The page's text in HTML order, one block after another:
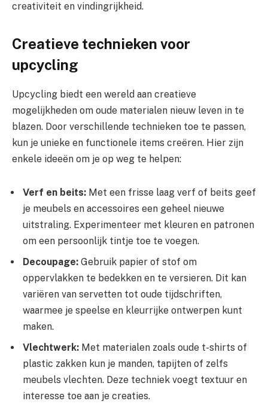
creativiteit en vindingrijkheid.
Creatieve technieken voor
upcycling
Upcycling biedt een wereld aan creatieve
mogelijkheden om oude materialen nieuw leven in te
blazen. Door verschillende technieken toe te passen,
kun je unieke en functionele items creëren. Hier zijn
enkele ideeën om je op weg te helpen:
Verf en beits: Met een frisse laag verf of beits geef
je meubels en accessoires een geheel nieuwe
uitstraling. Experimenteer met kleuren en patronen
om een persoonlijk tintje toe te voegen.
Decoupage: Gebruik papier of stof om
oppervlakken te bedekken en te versieren. Dit kan
variëren van servetten tot oude tijdschriften,
waarmee je speelse en kleurrijke ontwerpen kunt
maken.
Vlechtwerk: Met materialen zoals oude t-shirts of
plastic zakken kun je manden, tapijten of zelfs
meubels vlechten. Deze techniek voegt textuur en
interesse toe aan je creaties.